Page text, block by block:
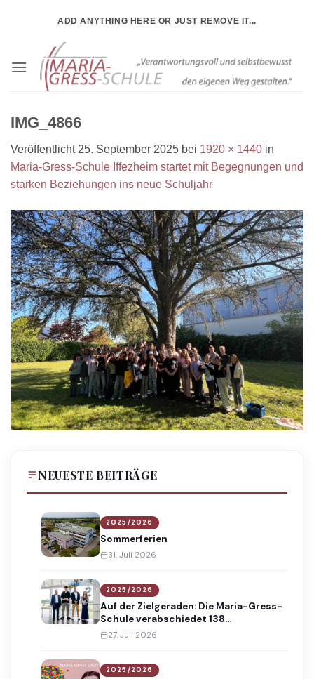
ADD ANYTHING HERE OR JUST REMOVE IT...
IMG_4866
Veröffentlicht 25. September 2025 bei 1920 × 1440 in
Maria-Gress-Schule Iffezheim startet mit Begegnungen und
starken Beziehungen ins neue Schuljahr
NEUESTE BEITRÄGE
2025/2026
Sommerferien
31. Juli 2026
2025/2026
Auf der Zielgeraden: Die Maria-Gress-
Schule verabschiedet 138
Absolventinnen und Absolventen
27. Juli 2026
2025/2026